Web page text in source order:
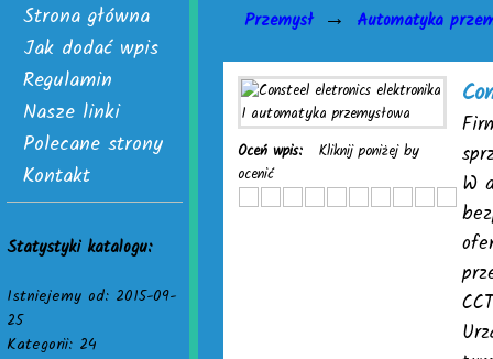
Strona główna
Jak dodać wpis
Regulamin
Nasze linki
Polecane strony
Kontakt
Statystyki katalogu:
Istniejemy od: 2015-09-
25
Kategorii: 24
Przemysł → Automatyka
Oceń wpis:
Kliknij poniżej by
ocenić
W